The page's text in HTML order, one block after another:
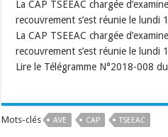
La CAP TSEEAC chargée
recouvrement s’est réunie le lundi
La CAP TSEEAC chargée
recouvrement s’est réunie le lundi
Lire le Télégramme N°2018-008
Mots-clés AVE CAP TSEEAC